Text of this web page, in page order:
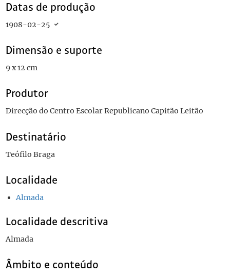
Datas de produção
1908-02-25
Dimensão e suporte
9 x 12 cm
Produtor
Direcção do Centro Escolar Republicano Capitão Leitão
Destinatário
Teófilo Braga
Localidade
Almada
Localidade descritiva
Almada
Âmbito e conteúdo